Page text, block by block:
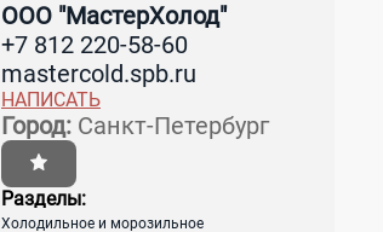
ООО "МастерХолод"
+7 812 220-58-60
mastercold.spb.ru
НАПИСАТЬ
Город: Санкт-Петербург
Разделы:
Холодильное и морозильное